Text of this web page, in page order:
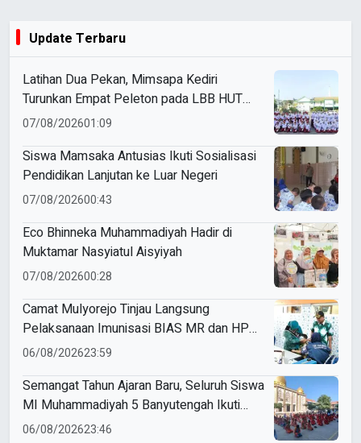
Update Terbaru
Latihan Dua Pekan, Mimsapa Kediri
Turunkan Empat Peleton pada LBB HUT
Ke-81 RI Kecamatan Pare
07/08/202601:09
Siswa Mamsaka Antusias Ikuti Sosialisasi
Pendidikan Lanjutan ke Luar Negeri
07/08/202600:43
Eco Bhinneka Muhammadiyah Hadir di
Muktamar Nasyiatul Aisyiyah
07/08/202600:28
Camat Mulyorejo Tinjau Langsung
Pelaksanaan Imunisasi BIAS MR dan HPV
di SD Muhammadiyah 18 Surabaya
06/08/202623:59
Semangat Tahun Ajaran Baru, Seluruh Siswa
MI Muhammadiyah 5 Banyutengah Ikuti
Latihan Tapak Suci Perdana
06/08/202623:46